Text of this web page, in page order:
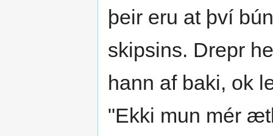
þeir eru at því
skipsins. Drepr
hann af baki, ok
"Ekki mun mér